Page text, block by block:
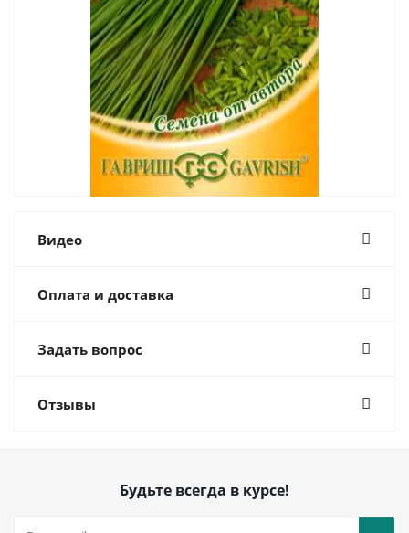
Видео
Оплата и доставка
Задать вопрос
Отзывы
Будьте всегда в курсе!